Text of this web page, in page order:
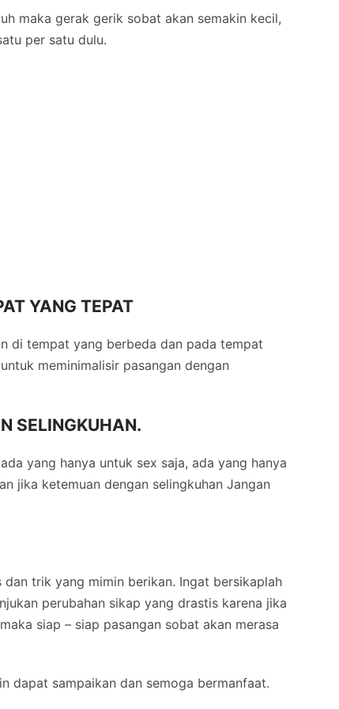
maka gerak gerik sobat akan semakin kecil,
per satu dulu.
YANG TEPAT
di tempat yang berbeda dan pada tempat
meminimalisir pasangan dengan
SELINGKUHAN.
yang hanya untuk sex saja, ada yang hanya
jika ketemuan dengan selingkuhan Jangan
trik yang mimin berikan. Ingat bersikaplah
perubahan sikap yang drastis karena jika
siap – siap pasangan sobat akan merasa
dapat sampaikan dan semoga bermanfaat.